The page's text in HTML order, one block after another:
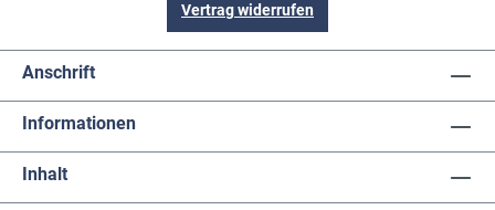
Vertrag widerrufen
Anschrift
Informationen
Inhalt